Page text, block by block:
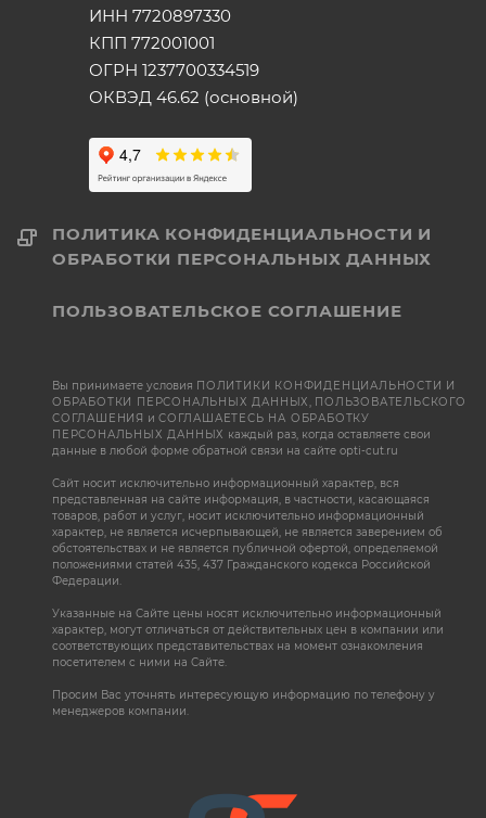
ИНН 7720897330
КПП 772001001
ОГРН 1237700334519
ОКВЭД 46.62 (основной)
ПОЛИТИКА КОНФИДЕНЦИАЛЬНОСТИ И
ОБРАБОТКИ ПЕРСОНАЛЬНЫХ ДАННЫХ
ПОЛЬЗОВАТЕЛЬСКОЕ СОГЛАШЕНИЕ
Вы принимаете условия ПОЛИТИКИ КОНФИДЕНЦИАЛЬНОСТИ И
ОБРАБОТКИ ПЕРСОНАЛЬНЫХ ДАННЫХ, ПОЛЬЗОВАТЕЛЬСКОГО
СОГЛАШЕНИЯ иСОГЛАШАЕТЕСЬ НА ОБРАБОТКУ
ПЕРСОНАЛЬНЫХ ДАННЫХ каждый раз, когда оставляете свои
данные в любой форме обратной связи на сайте opti-cut.ru
Сайт носит исключительно информационный характер, вся
представленная на сайте информация, в частности, касающаяся
товаров, работ и услуг, носит исключительно информационный
характер, не является исчерпывающей, не является заверением об
обстоятельствах и не является публичной офертой, определяемой
положениями статей 435, 437 Гражданского кодекса Российской
Федерации.
Указанные на Сайте цены носят исключительно информационный
характер, могут отличаться от действительных цен в компании или
соответствующих представительствах на момент ознакомления
посетителем с ними на Сайте.
Просим Вас уточнять интересующую информацию по телефону у
менеджеров компании.